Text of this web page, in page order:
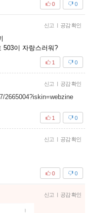
0
0
신고 공감 확인
503이 자랑스러워?
0
1
신고 공감 확인
2665004?iskin=webzine
0
1
신고 공감 확인
0
0
신고 공감 확인